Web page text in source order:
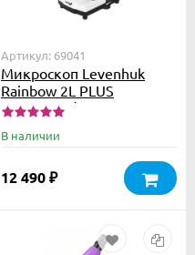
Артикул: 69041
Микроскоп Levenhuk
Rainbow 2L PLUS
Moonstone\Лунный
В наличии
12 490 ₽